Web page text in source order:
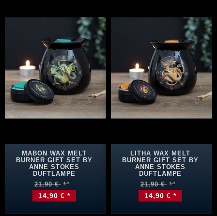
MABON WAX MELT
BURNER GIFT SET BY
ANNE STOKES
DUFTLAMPE
21,90 €
14,90 € *
LITHA WAX MELT
BURNER GIFT SET BY
ANNE STOKES
DUFTLAMPE
21,90 €
14,90 € *